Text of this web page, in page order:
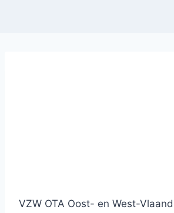
VZW OTA Oost- en West-